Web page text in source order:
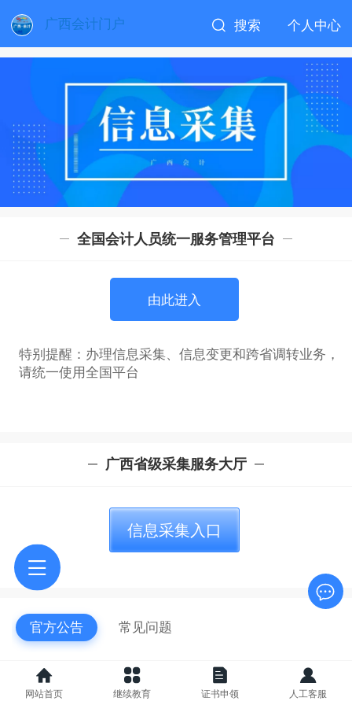
广西会计门户 搜索 个人中心
全国会计人员统一服务管理平台
由此进入
特别提醒：办理信息采集、信息变更和跨省调转业务，
请统一使用全国平台
广西省级采集服务大厅
信息采集入口
官方公告 常见问题
关于拟参加2026年广西中级会计考试的考生完成信息
采集的温馨提示
网站首页 继续教育 证书申领 人工客服